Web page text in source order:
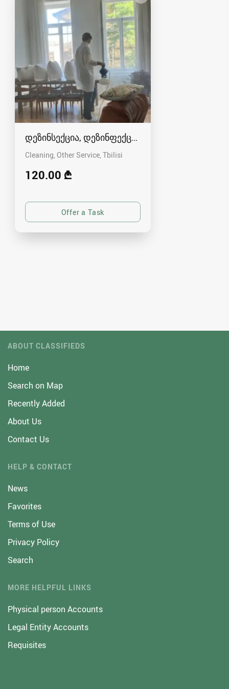
დეზინსექცია, დეზინფექცა და დერატზაცია.
Cleaning, Other Service Tbilisi
120.00 ₾
ABOUT CLASSIFIEDS
Home
Search on Map
Recently Added
About Us
Contact Us
HELP & CONTACT
News
Favorites
Terms of Use
Privacy Policy
Search
MORE HELPFUL LINKS
Physical person Accounts
Legal Entity Accounts
Requisites